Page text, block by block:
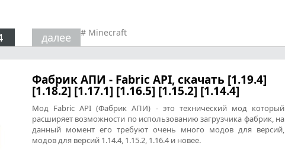
далее # Minecraft
Фабрик АПИ - Fabric API, скачать [1.19.4]
[1.18.2] [1.17.1] [1.16.5] [1.15.2] [1.14.4]
Мод Fabric API (Фабрик АПИ) - это технический мод который
расширяет возможности по использованию загрузчика фабрик, на
данный момент его требуют очень много модов для версий,
модов для версий 1.14.4, 1.15.2, 1.16.4 и новее.